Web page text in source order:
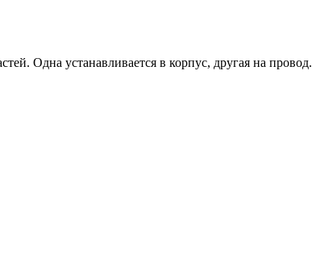
Одна устанавливается в корпус, другая на провод.